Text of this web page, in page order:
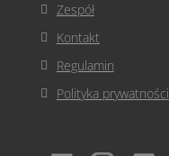
Zespół
Kontakt
Regulamin
Polityka prywatności